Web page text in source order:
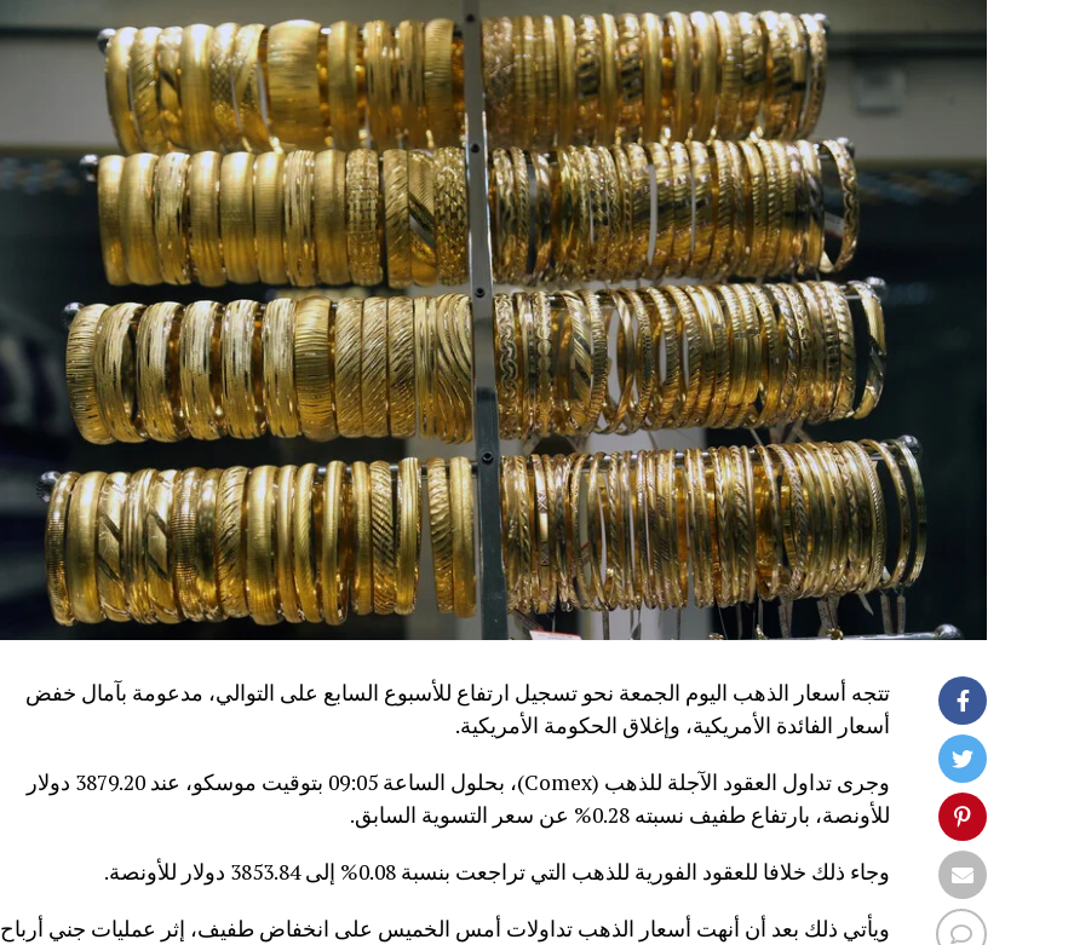
تتجه أسعار الذهب اليوم الجمعة نحو تسجيل ارتفاع للأسبوع السابع على التوالي، مدعومة بآمال خفض
أسعار الفائدة الأمريكية، وإغلاق الحكومة الأمريكية.
وجرى تداول العقود الآجلة للذهب (Comex)، بحلول الساعة 09:05 بتوقيت موسكو، عند 3879.20 دولار
للأونصة، بارتفاع طفيف نسبته 0.28% عن سعر التسوية السابق.
وجاء ذلك خلافا للعقود الفورية للذهب التي تراجعت بنسبة 0.08% إلى 3853.84 دولار للأونصة.
ويأتي ذلك بعد أن أنهت أسعار الذهب تداولات أمس الخميس على انخفاض طفيف، إثر عمليات جني أرباح